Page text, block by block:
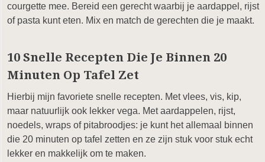
courgette mee. Bereid een gerecht waarbij je aardappel, rijst
of pasta kunt eten. Mix en match de gerechten die je maakt.
10 Snelle Recepten Die Je Binnen 20
Minuten Op Tafel Zet
Hierbij mijn favoriete snelle recepten. Met vlees, vis, kip,
maar natuurlijk ook lekker vega. Met aardappelen, rijst,
noedels, wraps of pitabroodjes: je kunt het allemaal binnen
die 20 minuten op tafel zetten en ze zijn stuk voor stuk echt
lekker en makkelijk om te maken.